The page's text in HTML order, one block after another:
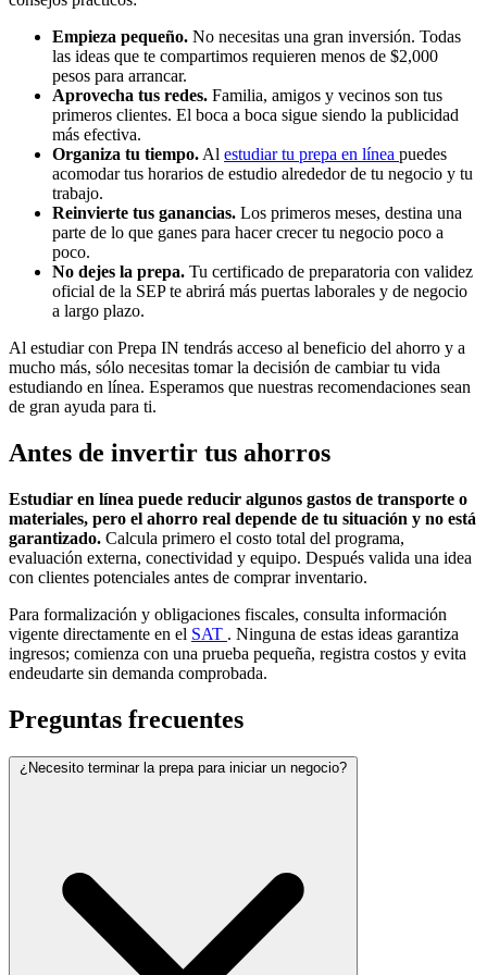
Empieza pequeño. No necesitas una gran inversión. Todas
las ideas que te compartimos requieren menos de $2,000
pesos para arrancar.
Aprovecha tus redes. Familia, amigos y vecinos son tus
primeros clientes. El boca a boca sigue siendo la publicidad
más efectiva.
Organiza tu tiempo. Al estudiar tu prepa en línea puedes
acomodar tus horarios de estudio alrededor de tu negocio y tu
trabajo.
Reinvierte tus ganancias. Los primeros meses, destina una
parte de lo que ganes para hacer crecer tu negocio poco a
poco.
No dejes la prepa. Tu certificado de preparatoria con validez
oficial de la SEP te abrirá más puertas laborales y de negocio
a largo plazo.
Al estudiar con Prepa IN tendrás acceso al beneficio del ahorro y a
mucho más, sólo necesitas tomar la decisión de cambiar tu vida
estudiando en línea. Esperamos que nuestras recomendaciones sean
de gran ayuda para ti.
Antes de invertir tus ahorros
Estudiar en línea puede reducir algunos gastos de transporte o
materiales, pero el ahorro real depende de tu situación y no está
garantizado. Calcula primero el costo total del programa,
evaluación externa, conectividad y equipo. Después valida una idea
con clientes potenciales antes de comprar inventario.
Para formalización y obligaciones fiscales, consulta información
vigente directamente en el SAT . Ninguna de estas ideas garantiza
ingresos; comienza con una prueba pequeña, registra costos y evita
endeudarte sin demanda comprobada.
Preguntas frecuentes
¿Necesito terminar la prepa para iniciar un negocio?